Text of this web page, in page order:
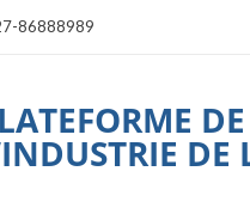
86888989
DE